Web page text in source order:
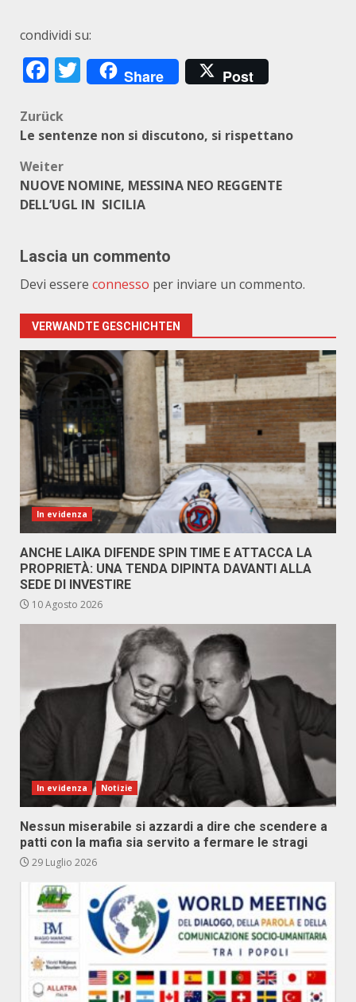
condividi su:
Facebook
Twitter
Share Post
Beitragsnavigation
Zurück
Le sentenze non si discutono, si rispettano
Weiter
NUOVE NOMINE, MESSINA NEO REGGENTE
DELL’UGL IN SICILIA
Lascia un commento
Devi essere connesso per inviare un commento.
VERWANDTE GESCHICHTEN
In evidenza
ANCHE LAIKA DIFENDE SPIN TIME E ATTACCA LA
PROPRIETÀ: UNA TENDA DIPINTA DAVANTI ALLA
SEDE DI INVESTIRE
10 Agosto 2026
In evidenza Notizie
Nessun miserabile si azzardi a dire che scendere a
patti con la mafia sia servito a fermare le stragi
29 Luglio 2026